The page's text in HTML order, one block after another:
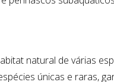
natural de várias
únicas e raras,